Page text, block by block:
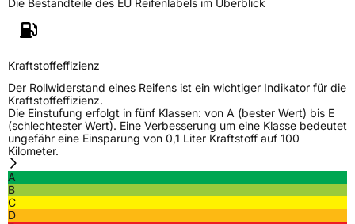
Generelle Merkmale
Fahrzeugtyp
ModellnameRXFrost WC01
FahrzeugartTransporter
Weitere Eigenschaften
Die Bestandteile des EU Reifenlabels im Überblick
Kraftstoffeffizienz
Der Rollwiderstand eines Reifens ist ein wichtiger Indikator für die
Kraftstoffeffizienz.
Die Einstufung erfolgt in fünf Klassen: von A (bester Wert) bis E
(schlechtester Wert). Eine Verbesserung um eine Klasse bedeutet
ungefähr eine Einsparung von 0,1 Liter Kraftstoff auf 100
Kilometer.
A
B
C
D